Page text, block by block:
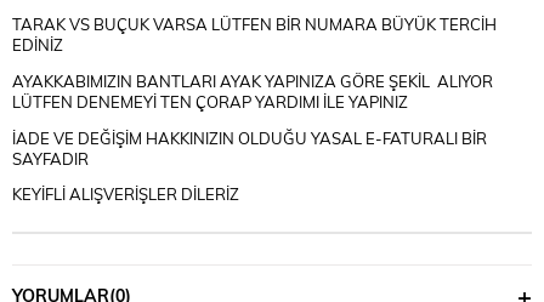
TARAK VS BUÇUK VARSA LÜTFEN BİR NUMARA BÜYÜK TERCİH
EDİNİZ
AYAKKABIMIZIN BANTLARI AYAK YAPINIZA GÖRE ŞEKİL ALIYOR
LÜTFEN DENEMEYİ TEN ÇORAP YARDIMI İLE YAPINIZ
İADE VE DEĞİŞİM HAKKINIZIN OLDUĞU YASAL E-FATURALI BİR
SAYFADIR
KEYİFLİ ALIŞVERİŞLER DİLERİZ
YORUMLAR(0)